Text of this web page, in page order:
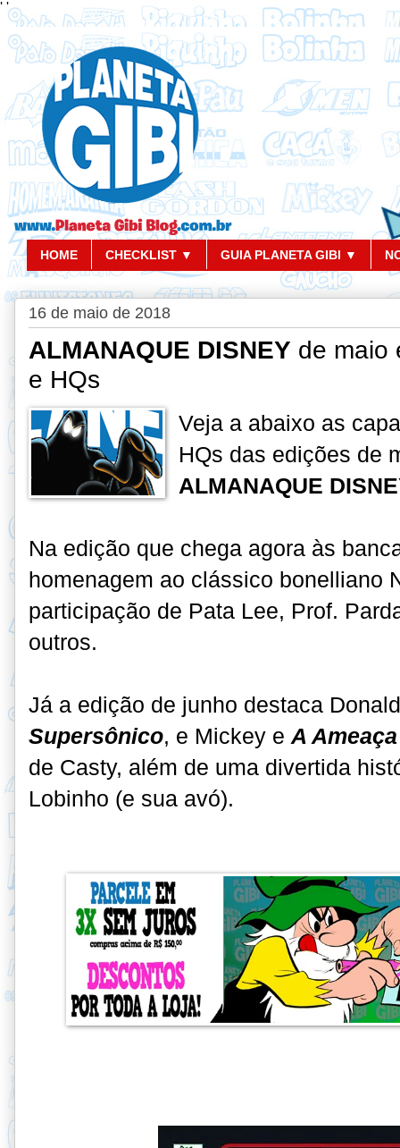
' '
HOME CHECKLIST ▼ GUIA PLANETA GIBI ▼
16 de maio de 2018
ALMANAQUE DISNEY de maio
e HQs
Veja a abaixo as
HQs das edições de
ALMANAQUE
Na edição que chega agora às
homenagem ao clássico bonelliano
participação de Pata Lee, Prof.
outros.
Já a edição de junho destaca
Supersônico, e Mickey e A
de Casty, além de uma divertida
Lobinho (e sua avó).